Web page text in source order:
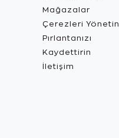
Mağazalar
Çerezleri Yönetin
Pırlantanızı
Kaydettirin
İletişim